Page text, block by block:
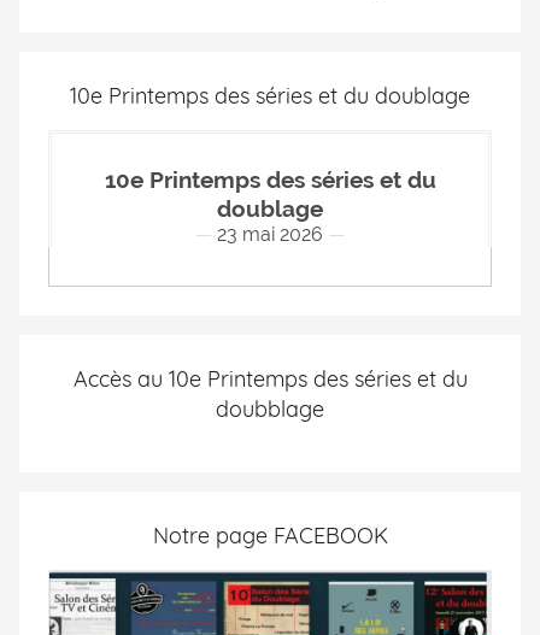
10e Printemps des séries et du doublage
10e Printemps des séries et du
doublage
23 mai 2026
Accès au 10e Printemps des séries et du
doubblage
Notre page FACEBOOK